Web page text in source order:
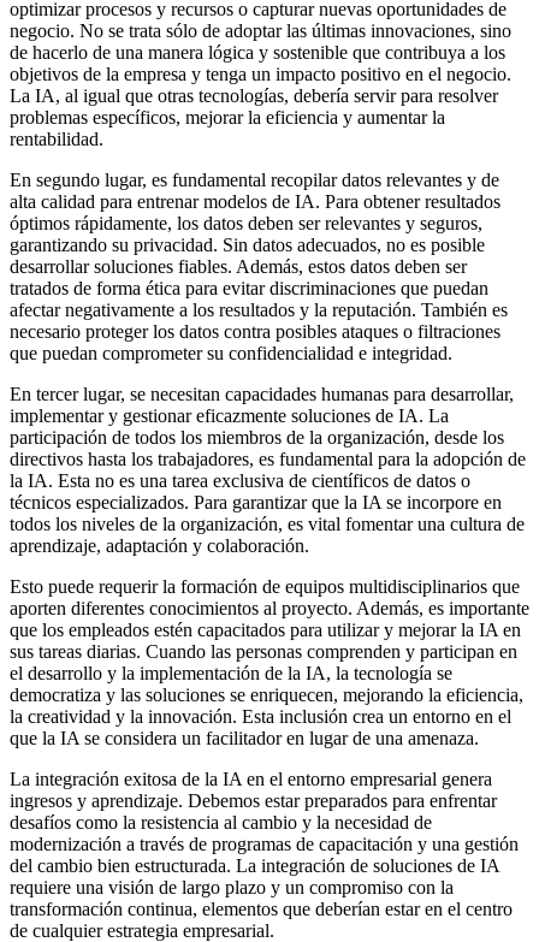
optimizar procesos y recursos o capturar nuevas oportunidades de
negocio. No se trata sólo de adoptar las últimas innovaciones, sino
de hacerlo de una manera lógica y sostenible que contribuya a los
objetivos de la empresa y tenga un impacto positivo en el negocio.
La IA, al igual que otras tecnologías, debería servir para resolver
problemas específicos, mejorar la eficiencia y aumentar la
rentabilidad.
En segundo lugar, es fundamental recopilar datos relevantes y de
alta calidad para entrenar modelos de IA. Para obtener resultados
óptimos rápidamente, los datos deben ser relevantes y seguros,
garantizando su privacidad. Sin datos adecuados, no es posible
desarrollar soluciones fiables. Además, estos datos deben ser
tratados de forma ética para evitar discriminaciones que puedan
afectar negativamente a los resultados y la reputación. También es
necesario proteger los datos contra posibles ataques o filtraciones
que puedan comprometer su confidencialidad e integridad.
En tercer lugar, se necesitan capacidades humanas para desarrollar,
implementar y gestionar eficazmente soluciones de IA. La
participación de todos los miembros de la organización, desde los
directivos hasta los trabajadores, es fundamental para la adopción de
la IA. Esta no es una tarea exclusiva de científicos de datos o
técnicos especializados. Para garantizar que la IA se incorpore en
todos los niveles de la organización, es vital fomentar una cultura de
aprendizaje, adaptación y colaboración.
Esto puede requerir la formación de equipos multidisciplinarios que
aporten diferentes conocimientos al proyecto. Además, es importante
que los empleados estén capacitados para utilizar y mejorar la IA en
sus tareas diarias. Cuando las personas comprenden y participan en
el desarrollo y la implementación de la IA, la tecnología se
democratiza y las soluciones se enriquecen, mejorando la eficiencia,
la creatividad y la innovación. Esta inclusión crea un entorno en el
que la IA se considera un facilitador en lugar de una amenaza.
La integración exitosa de la IA en el entorno empresarial genera
ingresos y aprendizaje. Debemos estar preparados para enfrentar
desafíos como la resistencia al cambio y la necesidad de
modernización a través de programas de capacitación y una gestión
del cambio bien estructurada. La integración de soluciones de IA
requiere una visión de largo plazo y un compromiso con la
transformación continua, elementos que deberían estar en el centro
de cualquier estrategia empresarial.